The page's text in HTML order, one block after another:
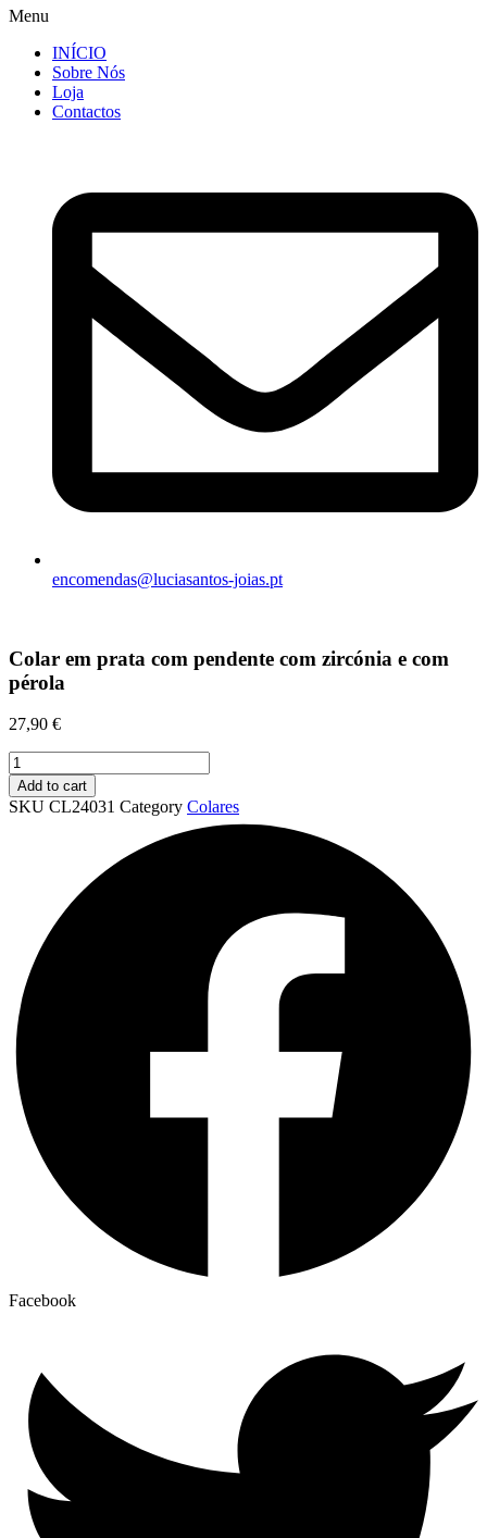
Menu
INÍCIO
Sobre Nós
Loja
Contactos
encomendas@luciasantos-joias.pt
Colar em prata com pendente com zircónia e com
pérola
27,90 €
Colar
em
prata
com
pérola
quantity
Add to cart
SKU CL24031 Category Colares
Facebook